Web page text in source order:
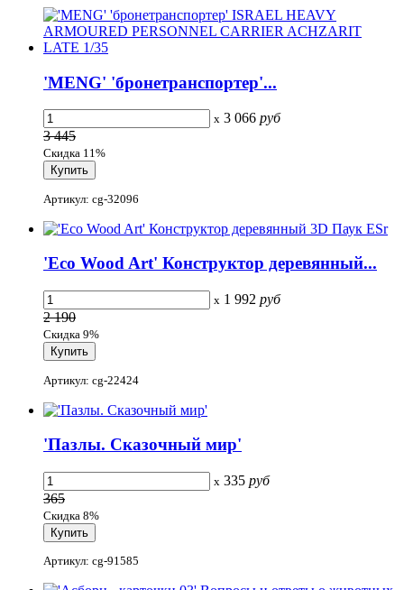
'MENG' 'бронетранспортер'...
x 3 066 руб
3 445
Скидка 11%
Артикул: cg-32096
'Eco Wood Art' Конструктор деревянный...
x 1 992 руб
2 190
Скидка 9%
Артикул: cg-22424
'Пазлы. Сказочный мир'
x 335 руб
365
Скидка 8%
Артикул: cg-91585